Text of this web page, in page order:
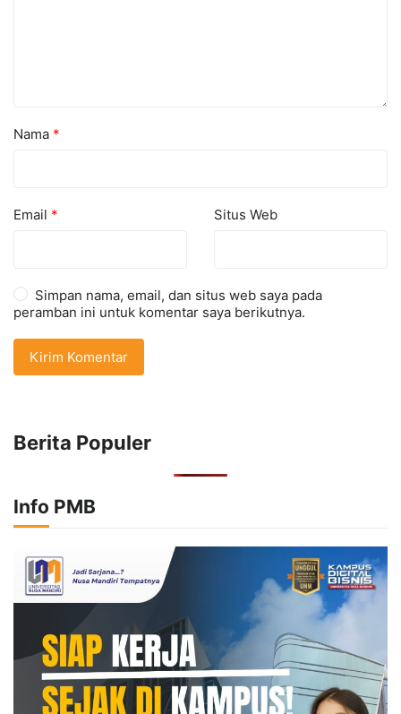
Nama *
Email * Situs Web
Simpan nama, email, dan situs web saya pada
peramban ini untuk komentar saya berikutnya.
Berita Populer
Info PMB